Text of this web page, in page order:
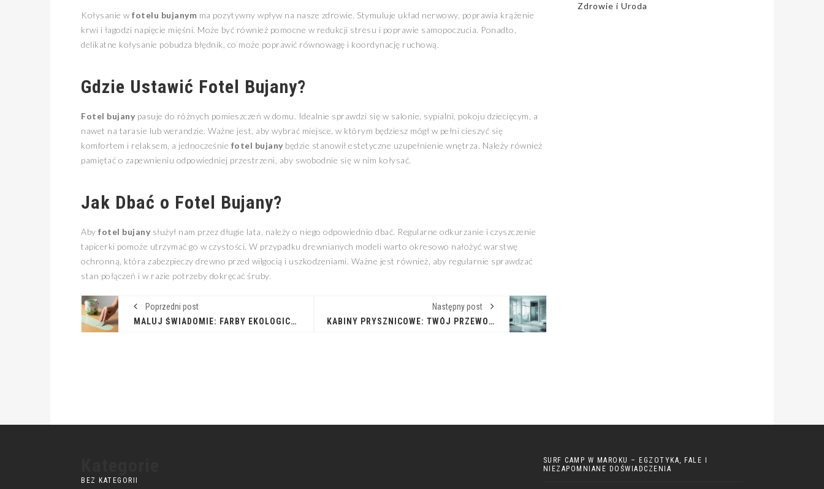
Kołysanie w fotelu bujanym ma pozytywny wpływ na nasze zdrowie. Stymuluje układ nerwowy, poprawia krążenie
krwi i łagodzi napięcie mięśni. Może być również pomocne w redukcji stresu i poprawie samopoczucia. Ponadto,
delikatne kołysanie pobudza błędnik, co może poprawić równowagę i koordynację ruchową.
Gdzie Ustawić Fotel Bujany?
Fotel bujany pasuje do różnych pomieszczeń w domu. Idealnie sprawdzi się w salonie, sypialni, pokoju dziecięcym, a
nawet na tarasie lub werandzie. Ważne jest, aby wybrać miejsce, w którym będziesz mógł w pełni cieszyć się
komfortem i relaksem, a jednocześnie fotel bujany będzie stanowił estetyczne uzupełnienie wnętrza. Należy również
pamiętać o zapewnieniu odpowiedniej przestrzeni, aby swobodnie się w nim kołysać.
Jak Dbać o Fotel Bujany?
Aby fotel bujany służył nam przez długie lata, należy o niego odpowiednio dbać. Regularne odkurzanie i czyszczenie
tapicerki pomoże utrzymać go w czystości. W przypadku drewnianych modeli warto okresowo nałożyć warstwę
ochronną, która zabezpieczy drewno przed wilgocią i uszkodzeniami. Ważne jest również, aby regularnie sprawdzać
stan połączeń i w razie potrzeby dokręcać śruby.
Poprzedni post
MALUJ ŚWIADOMIE: FARBY EKOLOGICZNE DLA ZDROWEGO DOMU
Następny post
KABINY PRYSZNICOWE: TWÓJ PRZEWODNIK PO ŚWIECIE KOMFORTU KĄPIELI
Zdrowie i Uroda
BEZ KATEGORII
SURF CAMP W MAROKU – EGZOTYKA, FALE I
NIEZAPOMNIANE DOŚWIADCZENIA